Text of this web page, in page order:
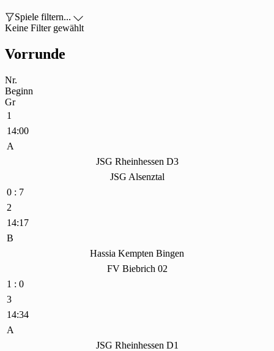
Spiele filtern... 
Keine Filter gewählt
Vorrunde
Nr.
Beginn
Gr
1
14:00
A
JSG Rheinhessen D3
JSG Alsenztal
0 : 7
2
14:17
B
Hassia Kempten Bingen
FV Biebrich 02
1 : 0
3
14:34
A
JSG Rheinhessen D1